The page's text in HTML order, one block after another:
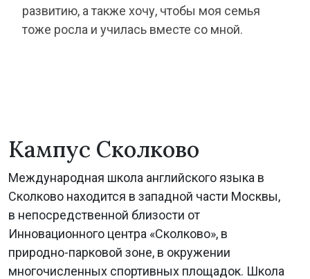
развитию, а также хочу, чтобы моя семья
тоже росла и училась вместе со мной.
Кампус Сколково
Международная школа английского языка в
Сколково находится в западной части Москвы,
в непосредственной близости от
Инновационного центра «Сколково», в
природно-парковой зоне, в окружении
многочисленных спортивных площадок. Школа